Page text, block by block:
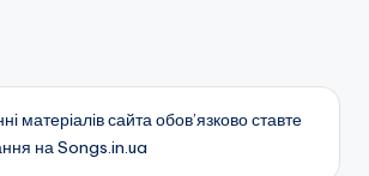
матеріалів сайта обов’язково ставте
на Songs.in.ua